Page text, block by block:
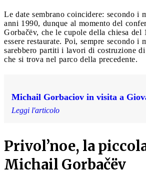
Le date sembrano coincidere: secondo i
anni 1990, dunque al momento del
Gorbačëv, che le cupole della chiesa del
essere restaurate. Poi, sempre secondo i
sarebbero partiti i lavori di costruzione di
che si trova nel parco della precedente.
Michail Gorbaciov in visita a
Leggi l'articolo
Privol’noe, la
Michail Gorbačëv